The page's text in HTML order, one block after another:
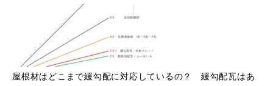
屋根材はどこまで緩勾配に対応しているの？ 緩勾配瓦はあ